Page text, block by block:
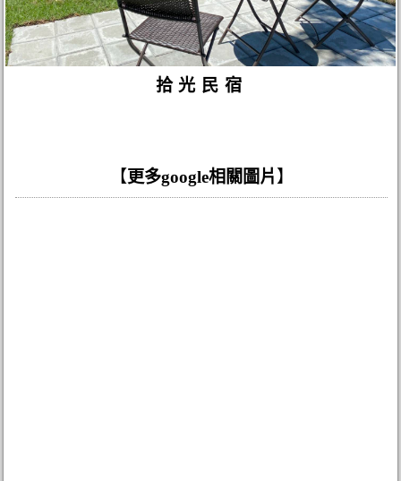
拾光民宿
【更多google相關圖片 】